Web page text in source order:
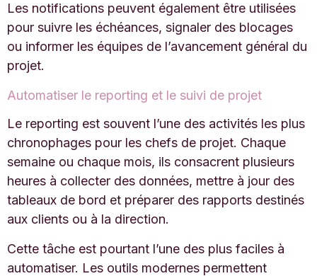
Les notifications peuvent également être utilisées
pour suivre les échéances, signaler des blocages
ou informer les équipes de l’avancement général du
projet.
Automatiser le reporting et le suivi de projet
Le reporting est souvent l’une des activités les plus
chronophages pour les chefs de projet. Chaque
semaine ou chaque mois, ils consacrent plusieurs
heures à collecter des données, mettre à jour des
tableaux de bord et préparer des rapports destinés
aux clients ou à la direction.
Cette tâche est pourtant l’une des plus faciles à
automatiser. Les outils modernes permettent